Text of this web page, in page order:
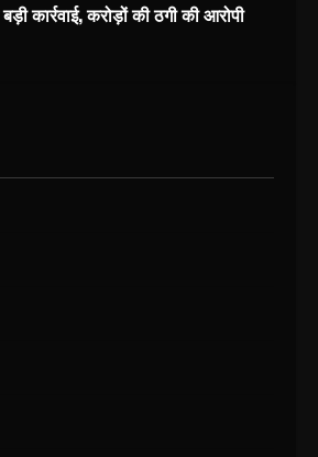
कार्रवाई, करोड़ों की ठगी की आरोपी